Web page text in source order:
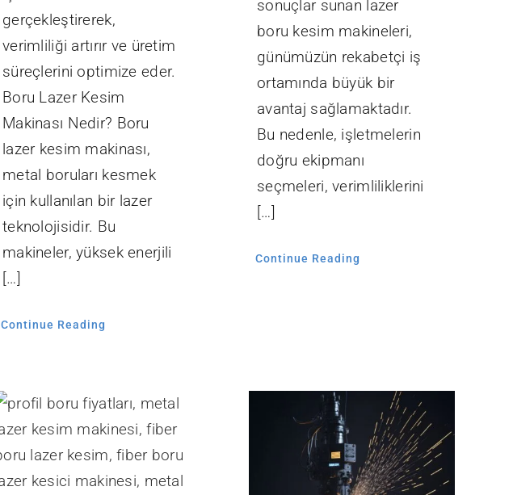
gerçekleştirerek,
verimliliği artırır ve üretim
süreçlerini optimize eder.
Boru Lazer Kesim
Makinası Nedir? Boru
lazer kesim makinası,
metal boruları kesmek
için kullanılan bir lazer
teknolojisidir. Bu
makineler, yüksek enerjili
[…]
Continue Reading
sonuçlar sunan lazer
boru kesim makineleri,
günümüzün rekabetçi iş
ortamında büyük bir
avantaj sağlamaktadır.
Bu nedenle, işletmelerin
doğru ekipmanı
seçmeleri, verimliliklerini
[…]
Continue Reading